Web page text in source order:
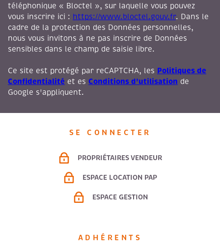
téléphonique « Bloctel », sur laquelle vous pouvez
vous inscrire ici : https://www.bloctel.gouv.fr. Dans le
cadre de la protection des Données personnelles,
nous vous invitons à ne pas inscrire de Données
sensibles dans le champ de saisie libre.
Ce site est protégé par reCAPTCHA, les Politiques de
Confidentialité et es Conditions d'utilisation de
Google s'appliquent.
SE CONNECTER
PROPRIÉTAIRES VENDEUR
ESPACE LOCATION PAP
ESPACE GESTION
ADHÉRENTS